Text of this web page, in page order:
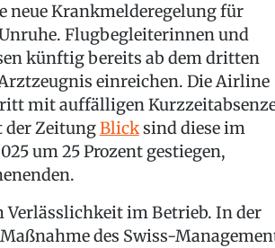
neue Krankmelderegelung für
Flugbegleiterinnen und
künftig bereits ab dem dritten
einreichen. Die Airline
mit auffälligen
der ZeitungBlicksind diese im
um 25 Prozent gestiegen,
Verlässlichkeit im Betrieb. In der
des Swiss-